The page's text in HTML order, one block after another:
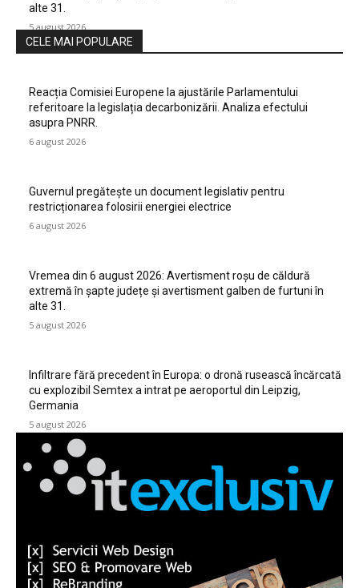
alte 31.
5 august 2026
CELE MAI POPULARE
Reacția Comisiei Europene la ajustările Parlamentului
referitoare la legislația decarbonizării. Analiza efectului
asupra PNRR.
6 august 2026
Guvernul pregătește un document legislativ pentru
restricționarea folosirii energiei electrice
6 august 2026
Vremea din 6 august 2026: Avertisment roșu de căldură
extremă în șapte județe și avertisment galben de furtuni în
alte 31.
5 august 2026
Infiltrare fără precedent în Europa: o dronă rusească încărcată
cu explozibil Semtex a intrat pe aeroportul din Leipzig,
Germania
5 august 2026